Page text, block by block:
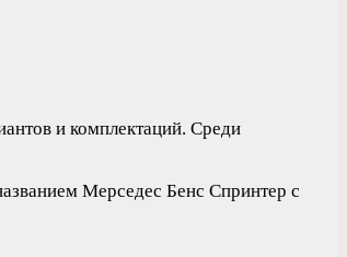
и комплектаций. Среди
Мерседес Бенс Спринтер с